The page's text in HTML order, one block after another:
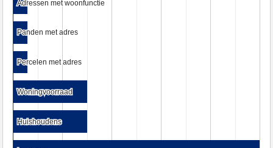
Adressen met woonfunctie
Adressen met woonfunctie
Panden met adres
Panden met adres
Percelen met adres
Percelen met adres
Woningvoorraad
Woningvoorraad
Huishoudens
Huishoudens